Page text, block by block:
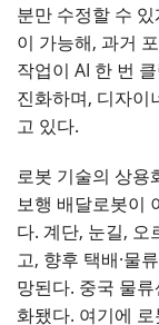
분만 수정할 수
이 가능해, 과거
작업이 AI 한 번
진화하며, 디자이
고 있다.
로봇 기술의 상용
보행 배달로봇이
다. 계단, 눈길, 오
고, 향후 택배·물
망된다. 중국 물
화됐다. 여기에 로